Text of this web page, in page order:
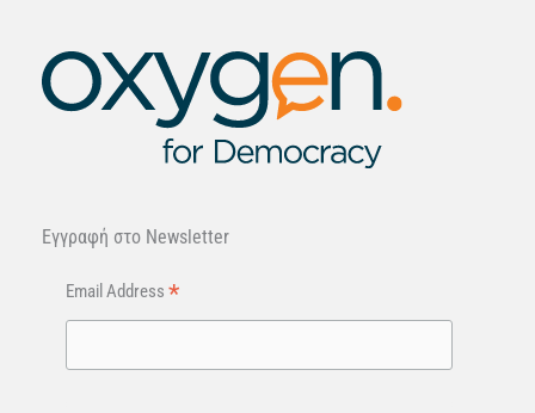
Εγγραφή στo Newsletter
Email Address *